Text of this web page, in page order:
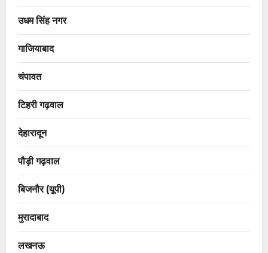
उधम सिंह नगर
गाजियाबाद
चंपावत
टिहरी गढ़वाल
देहारादून
पौड़ी गढ़वाल
बिजनौर (यूपी)
मुरादाबाद
लखनऊ